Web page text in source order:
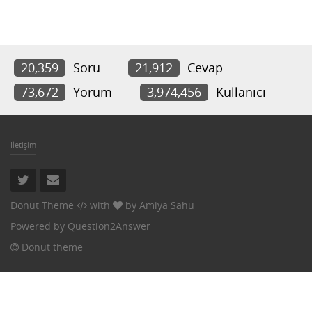
20,359 Soru 21,912
Cevap
73,672
Yorum 3,974,456 Kullanıcı
İletişim
Donut Theme with by Amiya Sahu
Powered by Question2Answer
Donut theme